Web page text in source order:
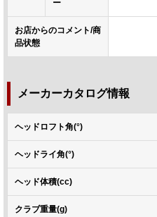
ー
お店からのコメント/商
品状態
メーカーカタログ情報
ヘッドロフト角(°)
ヘッドライ角(°)
ヘッド体積(cc)
クラブ重量(g)